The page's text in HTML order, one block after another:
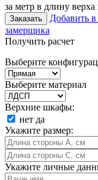
за метр в длину
Заказать Добавить
замерщика
Получить расчет
Выберите
Выберите материал
Верхние шкафы:
нет да
Укажите размер:
Укажите личные